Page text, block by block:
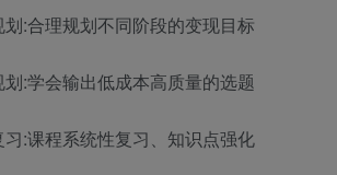
:合理规划不同阶段的变现目标
:学会输出低成本高质量的选题
:课程系统性复习、知识点强化